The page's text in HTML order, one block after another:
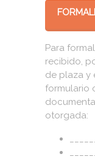
Para
recibido,
de plaza y
formulario
otorgada: